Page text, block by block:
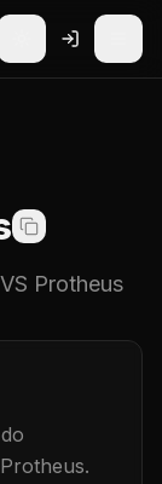
Protheus